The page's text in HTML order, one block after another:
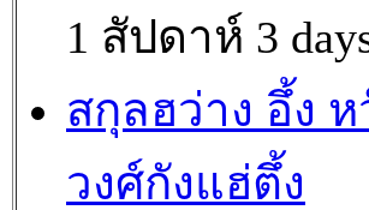
1 สัปดาห์ 3
สกุลฮว่าง อึ้ง
วงศ์กังแฮ่ตึ้ง